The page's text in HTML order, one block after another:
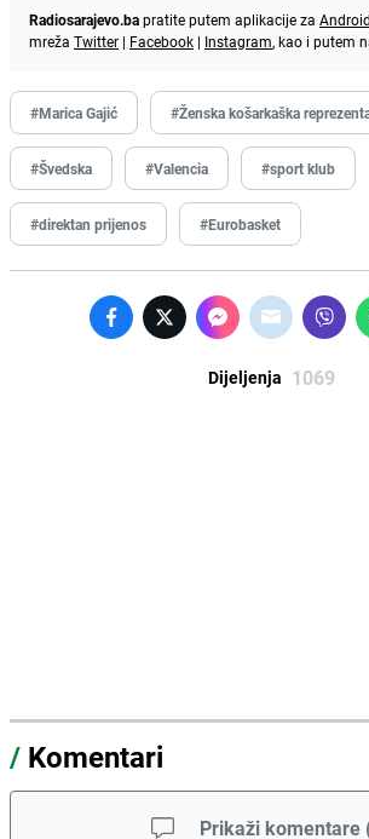
Radiosarajevo.bapratite putem aplikacije za Android
mreža Twitter | Facebook | Instagram, kao i putem
#Marica Gajić #Ženska košarkaška
#Švedska #Valencia #sport klub
#direktan prijenos #Eurobasket
Dijeljenja 1069
/ Komentari
Prikaži komentare